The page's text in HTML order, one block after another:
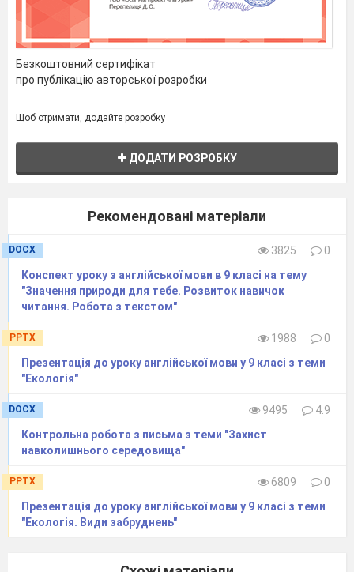
Безкоштовний сертифікат
про публікацію авторської розробки
Щоб отримати, додайте розробку
ДОДАТИ РОЗРОБКУ
Рекомендовані матеріали
DOCX 3825
0
Конспект уроку з англійської мови в 9 класі на тему
"Значення природи для тебе. Розвиток навичок
читання. Робота з текстом"
PPTX 1988
0
Презентація до уроку англійської мови у 9 класі з теми
"Екологія"
DOCX 9495
4.9
Контрольна робота з письма з теми "Захист
навколишнього середовища"
PPTX 6809
0
Презентація до уроку англійської мови у 9 класі з теми
"Екологія. Види забруднень"